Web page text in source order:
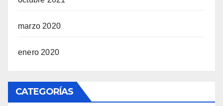
marzo 2020
enero 2020
CATEGORÍAS